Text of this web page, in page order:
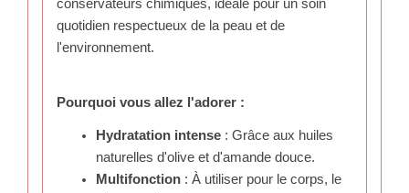
conservateurs chimiques, idéale pour un soin
quotidien respectueux de la peau et de
l'environnement.
Pourquoi vous allez l'adorer :
Hydratation intense : Grâce aux huiles
naturelles d'olive et d'amande douce.
Multifonction : À utiliser pour le corps, le